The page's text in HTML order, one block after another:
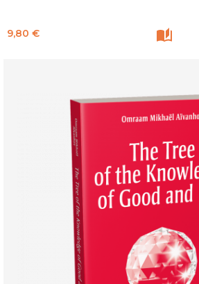
Prix
9,80 €